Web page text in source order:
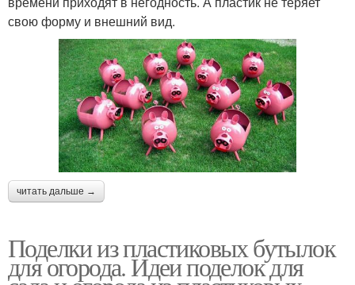
свою форму и внешний вид.
читать дальше →
Поделки из пластиковых бутылок
для огорода. Идеи поделок для